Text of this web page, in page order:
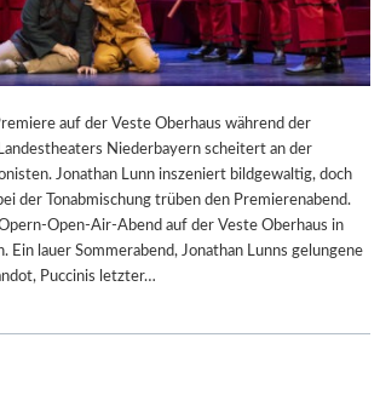
auf der Veste Oberhaus während der
Niederbayern scheitert an der
Jonathan Lunn inszeniert bildgewaltig, doch
der Tonabmischung trüben den Premierenabend.
Open-Air-Abend auf der Veste Oberhaus in
Ein lauer Sommerabend, Jonathan Lunns gelungene
Puccinis letzter…